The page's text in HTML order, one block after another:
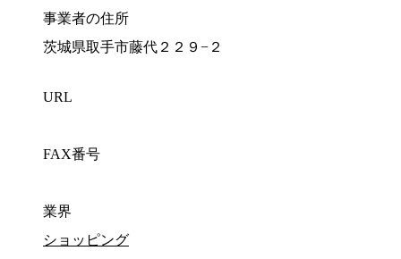
事業者の住所
茨城県取手市藤代２２９−２
URL
FAX番号
業界
ショッピング